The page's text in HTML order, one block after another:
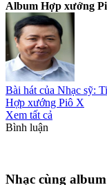
Album Hợp xướng
Bài hát của Nhạc sỹ:
Hợp xướng Piô X
Xem tất cả
Bình luận
Nhạc cùng album